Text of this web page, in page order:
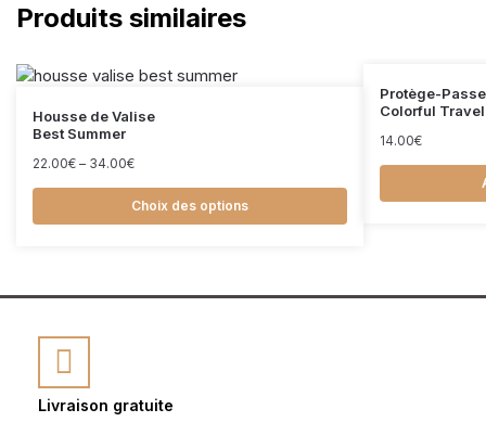
Produits similaires
Housse de Valise
Best Summer
22.00€ – 34.00€
Choix des options
Protège-
Colorful
14.00€
Livraison gratuite